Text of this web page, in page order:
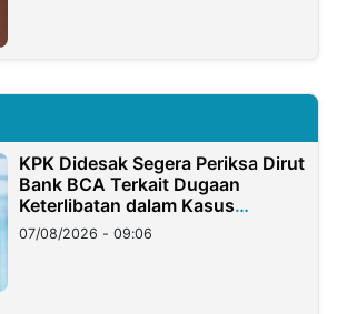
KPK Didesak Segera Periksa Dirut
Bank BCA Terkait Dugaan
Keterlibatan dalam Kasus
Hilangnya Dana Nasabah Rp2,58
Miliar
07/08/2026 - 09:06